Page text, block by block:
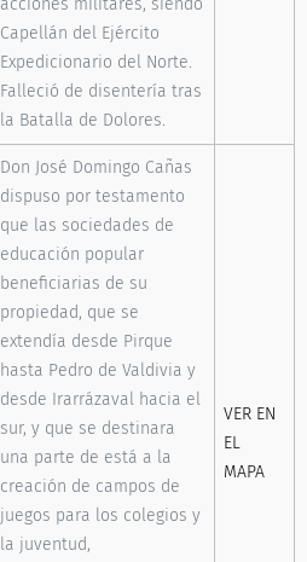
acciones militares, siendo
Capellán del Ejército
Expedicionario del Norte.
Falleció de disentería tras
la Batalla de Dolores.
Don José Domingo Cañas
dispuso por testamento
que las sociedades de
educación popular
beneficiarias de su
propiedad, que se
extendía desde Pirque
hasta Pedro de Valdivia y
desde Irarrázaval hacia el
sur, y que se destinara
una parte de está a la
creación de campos de
juegos para los colegios y
la juventud,
VER EN
EL
MAPA